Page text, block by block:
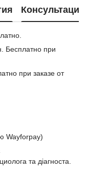
Консультация
Бесплатно при
при заказе от
Wayforpay)
та діагноста.